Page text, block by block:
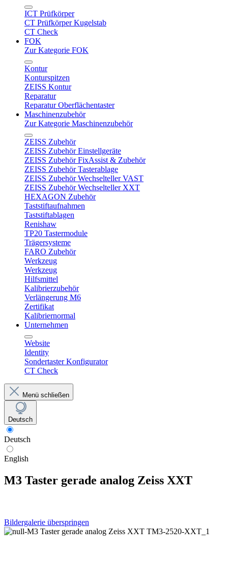
ICT Prüfkörper
CT Prüfkörper Kugelstab
CT Check
FOK
Zur Kategorie FOK
Kontur
Konturspitzen
ZEISS Kontur
Reparatur
Reparatur Oberflächentaster
Maschinenzubehör
Zur Kategorie Maschinenzubehör
ZEISS Zubehör
ZEISS Zubehör Einstellgeräte
ZEISS Zubehör FixAssist & Zubehör
ZEISS Zubehör Tasterablage
ZEISS Zubehör Wechselteller VAST
ZEISS Zubehör Wechselteller XXT
HEXAGON Zubehör
Taststiftaufnahmen
Taststiftablagen
Renishaw
TP20 Tastermodule
Trägersysteme
FARO Zubehör
Werkzeug
Werkzeug
Hilfsmittel
Kalibrierzubehör
Verlängerung M6
Zertifikat
Kalibriernormal
Unternehmen
Website
Identity
Sondertaster Konfigurator
CT Check
Menü schließen
Deutsch
Deutsch
English
M3 Taster gerade analog Zeiss XXT
Bildergalerie überspringen